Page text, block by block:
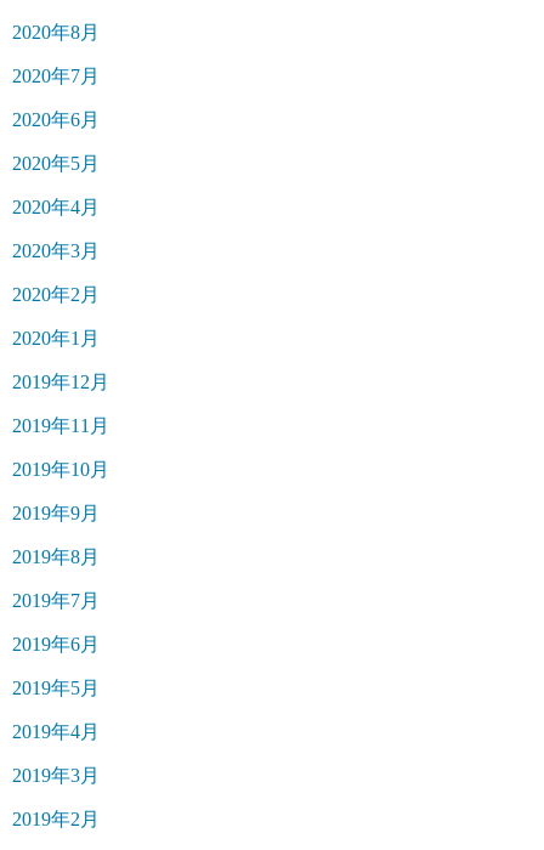
2020年8月
2020年7月
2020年6月
2020年5月
2020年4月
2020年3月
2020年2月
2020年1月
2019年12月
2019年11月
2019年10月
2019年9月
2019年8月
2019年7月
2019年6月
2019年5月
2019年4月
2019年3月
2019年2月